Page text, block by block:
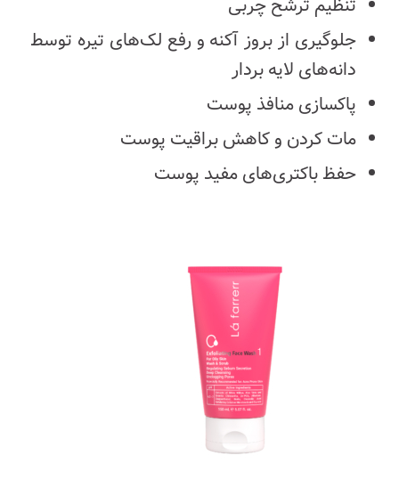
جلوگیری از بروز آکنه و رفع لک‌های تیره توسط
دانه‌های لایه بردار
پاکسازی منافذ پوست
مات کردن و کاهش براقیت پوست
حفظ باکتری‌های مفید پوست